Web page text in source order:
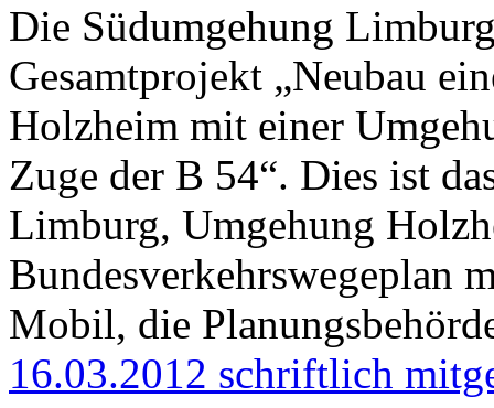
Die Südumgehung
Gesamtprojekt „Neubau
Holzheim mit einer
Zuge der B 54“. Dies ist
Limburg, Umgehung
Bundesverkehrswegeplan
Mobil, die
16.03.2012 schriftlich